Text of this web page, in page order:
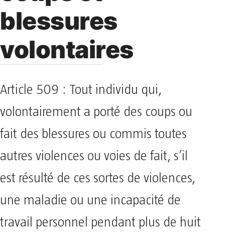
blessures
volontaires
Article 509 : Tout individu qui,
volontairement a porté des coups ou
fait des blessures ou commis toutes
autres violences ou voies de fait, s’il
est résulté de ces sortes de violences,
une maladie ou une incapacité de
travail personnel pendant plus de huit